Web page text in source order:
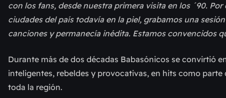
con los fans, desde nuestra primera visita en los ´90.
ciudades del país todavía en la piel, grabamos una
canciones y permanecía inédita. Estamos convencidos
Durante más de dos décadas Babasónicos se convirtió
inteligentes, rebeldes y provocativas, en hits como
toda la región.